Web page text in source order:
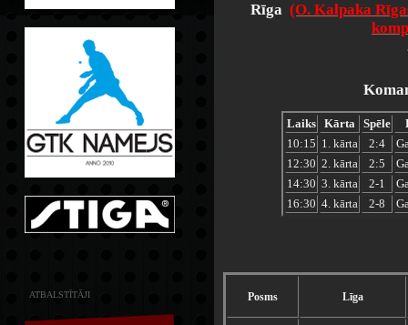
ATBALSTĪTĀJI
Rīga (O. Kalpaka
Laiks Kārta Spēle
10:15 1. kārta 2:4
12:30 2. kārta 2:5
14:30 3. kārta 2-1
16:30 4. kārta 2-8
Posms Līga